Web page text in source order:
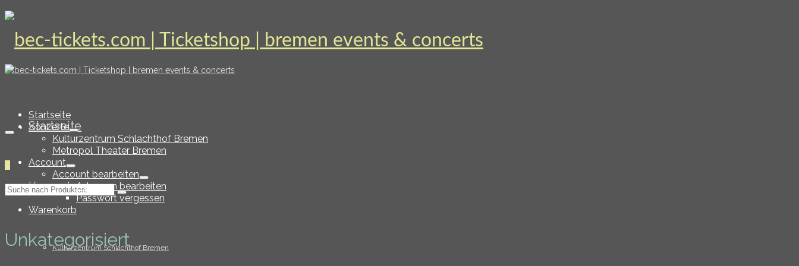
Startseite
Konzerte
Kulturzentrum Schlachthof Bremen
0
Suche
Startseite
Konzerte
Kulturzentrum Schlachthof Bremen
Metropol Theater Bremen
Account
Account bearbeiten
Adressen bearbeiten
Passwort vergessen
Warenkorb
Unkategorisiert